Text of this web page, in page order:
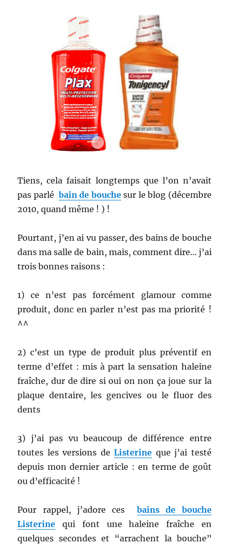
Tiens, cela faisait longtemps que l’on n’avait
pas parlé bain de bouchesur le blog (décembre
2010, quand même ! ) !
Pourtant, j’en ai vu passer, des bains de bouche
dans ma salle de bain, mais, comment dire… j’ai
trois bonnes raisons :
1) ce n’est pas forcément glamour comme
produit, donc en parler n’est pas ma priorité !
^^
2) c’est un type de produit plus préventif en
terme d’effet : mis à part la sensation haleine
fraîche, dur de dire si oui on non ça joue sur la
plaque dentaire, les gencives ou le fluor des
dents
3) j’ai pas vu beaucoup de différence entre
toutes les versions deListerine que j’ai testé
depuis mon dernier article : en terme de goût
ou d’efficacité !
Pour rappel, j’adore ces
bains de bouche
Listerine qui font une haleine fraîche en
quelques secondes et “arrachent la bouche”